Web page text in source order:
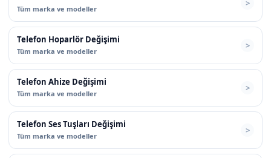
Tüm marka ve modeller
Telefon Hoparlör Değişimi
Tüm marka ve modeller
Telefon Ahize Değişimi
Tüm marka ve modeller
Telefon Ses Tuşları Değişimi
Tüm marka ve modeller